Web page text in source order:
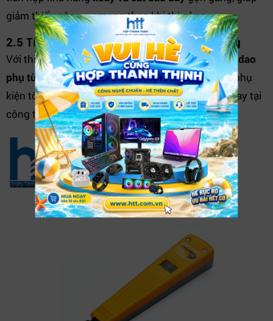
giảm thiểu công cụ mang theo khi thi công.
2.5 Tích hợp khoang chứa lưỡi dao dự phòng
Với thiết kế thông minh, tool cókhoang chứa lưỡi dao
phụ tùngvà thiết bị khóa an toàn, giúp bảo quản phụ
kiện tốt hơn, đồng thời tiện lợi khi cần thay thế ngay tại
công trường.